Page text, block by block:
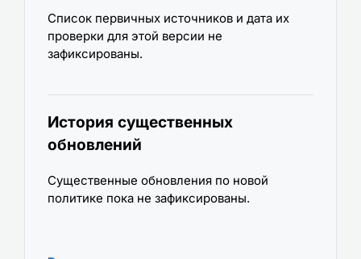
Список первичных источников и дата их
проверки для этой версии не
зафиксированы.
История существенных
обновлений
Существенные обновления по новой
политике пока не зафиксированы.